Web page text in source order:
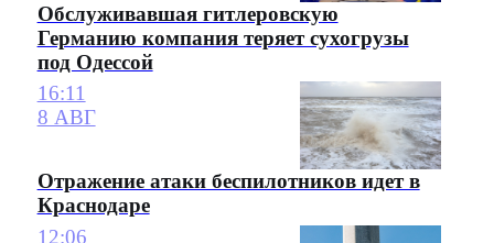
Обслуживавшая гитлеровскую
Германию компания теряет сухогрузы
под Одессой
16:11
8 АВГ
Отражение атаки беспилотников идет в
Краснодаре
12:06